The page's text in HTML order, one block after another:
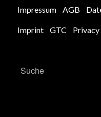
Impressum AGB
Imprint GTC